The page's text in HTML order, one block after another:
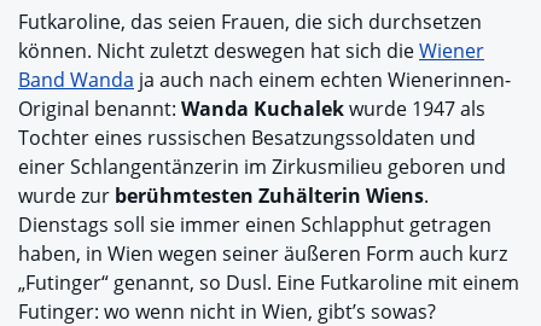
Futkaroline, das seien Frauen, die sich durchsetzen
können. Nicht zuletzt deswegen hat sich dieWiener
Band Wanda ja auch nach einem echten Wienerinnen-
Original benannt: Wanda Kuchalekwurde 1947 als
Tochter eines russischen Besatzungssoldaten und
einer Schlangentänzerin im Zirkusmilieu geboren und
wurde zur berühmtesten Zuhälterin Wiens.
Dienstags soll sie immer einen Schlapphut getragen
haben, in Wien wegen seiner äußeren Form auch kurz
„Futinger“ genannt, so Dusl. Eine Futkaroline mit einem
Futinger: wo wenn nicht in Wien, gibt’s sowas?